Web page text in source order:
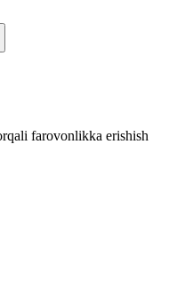
farovonlikka erishish